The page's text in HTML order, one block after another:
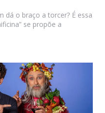
dá o braço a torcer? É essa
se propõe a